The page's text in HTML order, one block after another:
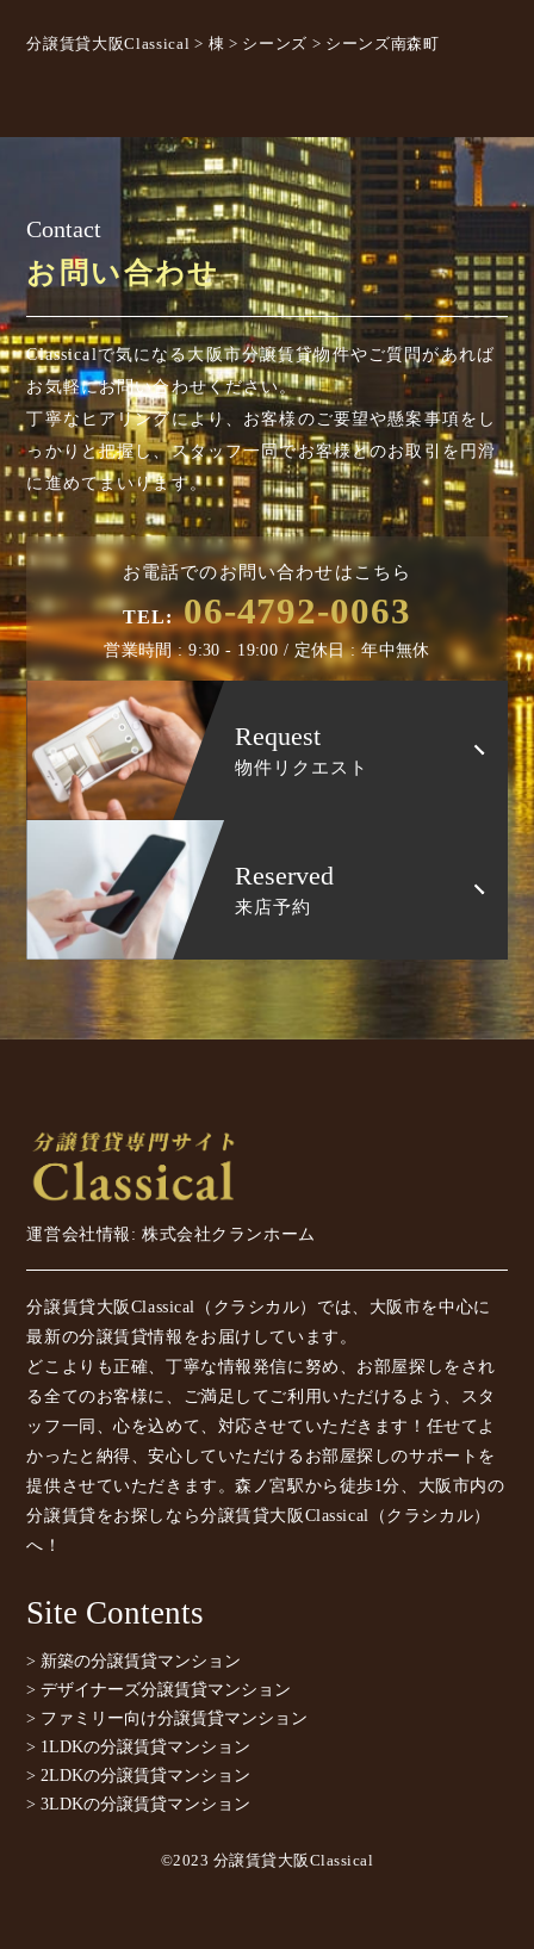
分譲賃貸大阪Classical > 棟 > シーンズ > シーンズ南森町
Contact
お問い合わせ
Classicalで気になる大阪市分譲賃貸物件やご質問があれば
お気軽にお問い合わせください。
丁寧なヒアリングにより、お客様のご要望や懸案事項を し
っかりと把握し、スタッフ一同でお客様とのお取引を円滑
に進めてまいります。
お電話でのお問い合わせはこちら
TEL: 06-4792-0063
営業時間 : 9:30 - 19:00 / 定休日 : 年中無休
Request
物件リクエスト
Reserved
来店予約
運営会社情報: 株式会社クランホーム
分譲賃貸大阪Classical（クラシカル）では、大阪市を中心に
最新の分譲賃貸情報をお届けしています。
どこよりも正確、丁寧な情報発信に努め、お部屋探しをされ
る全てのお客様に、ご満足してご利用いただけるよう、スタ
ッフ一同、心を込めて、対応させていただきます！任せてよ
かったと納得、安心していただけるお部屋探しのサポートを
提供させていただきます。森ノ宮駅から徒歩1分、大阪市内の
分譲賃貸をお探しなら分譲賃貸大阪Classical（クラシカル）
へ！
Site Contents
> 新築の分譲賃貸マンション
> デザイナーズ分譲賃貸マンション
> ファミリー向け分譲賃貸マンション
> 1LDKの分譲賃貸マンション
> 2LDKの分譲賃貸マンション
> 3LDKの分譲賃貸マンション
©2023 分譲賃貸大阪Classical